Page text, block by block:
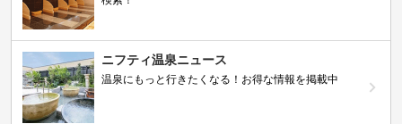
ニフティ温泉ニュース
温泉にもっと行きたくなる！お得な情報を掲載中